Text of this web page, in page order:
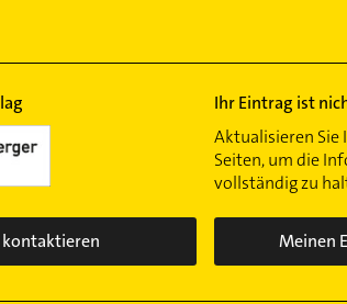
kontaktieren
Ihr Eintrag ist
Aktualisieren Sie
Seiten, um die
vollständig zu
Meinen